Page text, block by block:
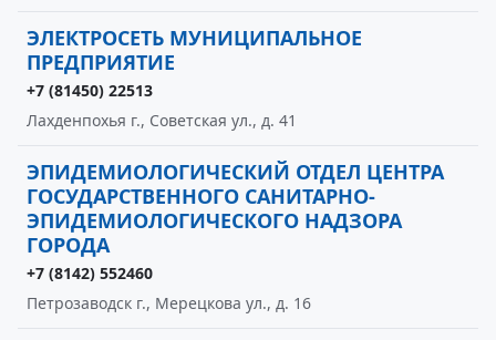
ЭЛЕКТРОСЕТЬ МУНИЦИПАЛЬНОЕ
ПРЕДПРИЯТИЕ
+7 (81450) 22513
Лахденпохья г., Советская ул., д. 41
ЭПИДЕМИОЛОГИЧЕСКИЙ ОТДЕЛ ЦЕНТРА
ГОСУДАРСТВЕННОГО САНИТАРНО-
ЭПИДЕМИОЛОГИЧЕСКОГО НАДЗОРА
ГОРОДА
+7 (8142) 552460
Петрозаводск г., Мерецкова ул., д. 16